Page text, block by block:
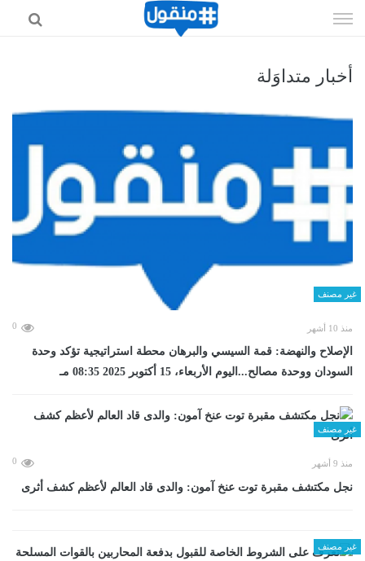
الى
أخبار متداوَلة
غير مصنف
منذ 10 أشهر 0
الإصلاح والنهضة: قمة السيسي والبرهان محطة استراتيجية تؤكد وحدة
السودان ووحدة مصالح...اليوم الأربعاء، 15 أكتوبر 2025 08:35 مـ
غير مصنف
منذ 9 أشهر 0
نجل مكتشف مقبرة توت عنخ آمون: والدى قاد العالم لأعظم كشف أثرى
غير مصنف